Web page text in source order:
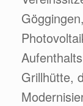
Grillhütte,